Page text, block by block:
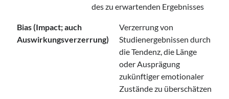
des zu erwartenden Ergebnisses
Bias (Impact; auch
Auswirkungsverzerrung)
Verzerrung von
Studienergebnissen durch
die Tendenz, die Länge
oder Ausprägung
zukünftiger emotionaler
Zustände zu überschätzen